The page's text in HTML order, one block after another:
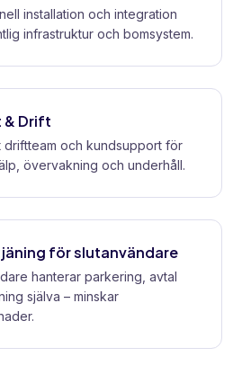
installation och integration
infrastruktur och bomsystem.
& Drift
driftteam och kundsupport för
övervakning och underhåll.
för slutanvändare
hanterar parkering, avtal
själva – minskar